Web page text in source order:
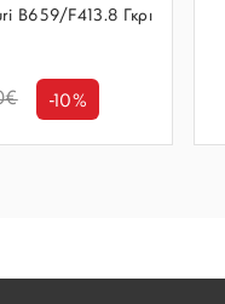
B659/F413.8 Γκρι
-10%